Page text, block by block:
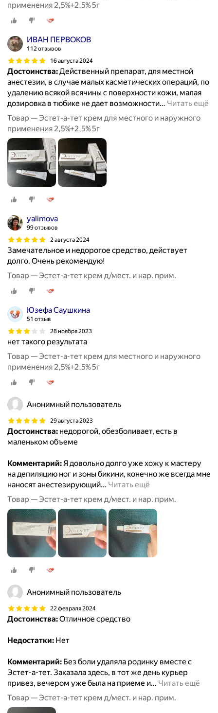
применения 2,5%+2,5% 5г
ИВАН ПЕРВОКОВ
112 отзывов
16 августа 2024
Достоинства:Действенный препарат, для местной
анестезии, в случае малых касметических операций, по
удалению всякой всячины с поверхности кожи, малая
дозировка в тюбике не дает возможности… Читать ещё
Товар — Эстет-а-тет крем для местного и наружного
применения 2,5%+2,5% 5г
yalimova
99 отзывов
2 августа 2024
Замечательное и недорогое средство, действует
долго. Очень рекомендую!
Товар — Эстет-а-тет крем д/мест. и нар. прим.
Юзефа Саушкина
51 отзыв
28 ноября 2023
нет такого результата
Товар — Эстет-а-тет крем для местного и наружного
применения 2,5%+2,5% 5г
Анонимный пользователь
29 августа 2023
Достоинства: недорогой, обезболивает, есть в
маленьком объеме
Комментарий:Я довольно долго уже хожу к мастеру
на депиляцию ног и зоны бикини, конечно же всегда мне
наносят анестезирующий… Читать ещё
Товар — Эстет-а-тет крем д/мест. и нар. прим.
Анонимный пользователь
22 февраля 2024
Достоинства:Отличное средство
Недостатки: Нет
Комментарий: Без боли удаляла родинку вместе с
Эстет-а-тет. Заказала здесь, в тот же день курьер
привез, вечером уже была на приеме и… Читать ещё
Товар — Эстет-а-тет крем д/мест. и нар. прим.